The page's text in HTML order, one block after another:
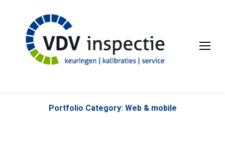
Portfolio Category: Web & mobile